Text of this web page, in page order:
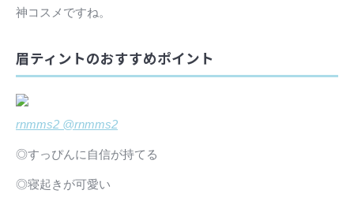
神コスメですね。
眉ティントのおすすめポイント
rnmms2 @rnmms2
◎すっぴんに自信が持てる
◎寝起きが可愛い